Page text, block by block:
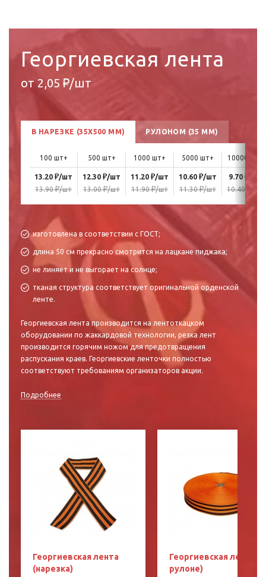
Георгиевская лента
от 2,05 ₽/шт
В НАРЕЗКЕ (35X500 ММ) РУЛОНОМ (35 ММ)
100 шт+ 500 шт+ 1000 шт+ 5000 шт+ 10000 шт+
13.20 ₽/шт
13.90₽/шт
12.30 ₽/шт
13.00₽/шт
11.20 ₽/шт
11.90₽/шт
10.60 ₽/шт
11.30₽/шт
9.70 ₽
10.40
/шт
изготовлена в соответствии с ГОСТ;
длина 50 см прекрасно смотрится на лацкане пиджака;
не линяет и не выгорает на солнце;
тканая структура соответствует оригинальной орденской
ленте.
Георгиевская лента производится на лентоткацком
оборудовании по жаккардовой технологии, резка лент
производится горячим ножом для предотвращения
распускания краев. Георгиевские ленточки полностью
соответствуют требованиям организаторов акции.
Подробнее
Георгиевская лента
(нарезка)
Георгиевская лента (в
рулоне)